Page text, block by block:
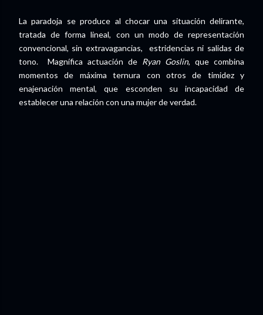
La paradoja se produce al chocar una situación delirante,
tratada de forma lineal, con un modo de representación
convencional, sin extravagancias, estridencias ni salidas de
tono. Magnífica actuación de Ryan Goslin, que combina
momentos de máxima ternura con otros de timidez y
enajenación mental, que esconden su incapacidad de
establecer una relación con una mujer de verdad.